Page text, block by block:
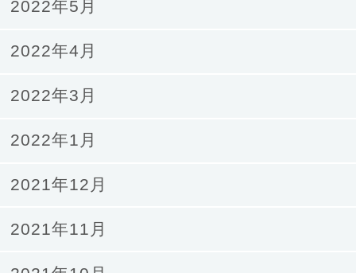
2022年5月
2022年4月
2022年3月
2022年1月
2021年12月
2021年11月